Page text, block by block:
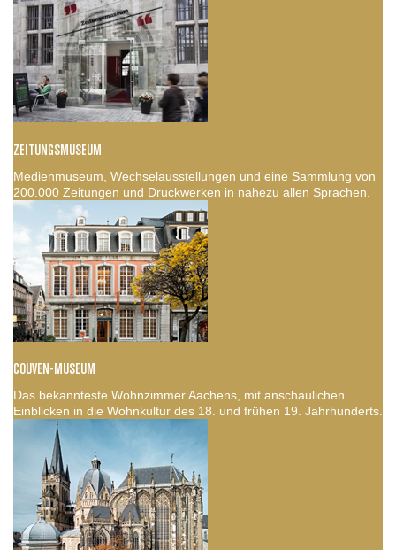
ZEITUNGSMUSEUM
Medienmuseum, Wechselausstellungen und eine Sammlung von
200.000 Zeitungen und Druckwerken in nahezu allen Sprachen.
COUVEN-MUSEUM
Das bekannteste Wohnzimmer Aachens, mit anschaulichen
Einblicken in die Wohnkultur des 18. und frühen 19. Jahrhunderts.